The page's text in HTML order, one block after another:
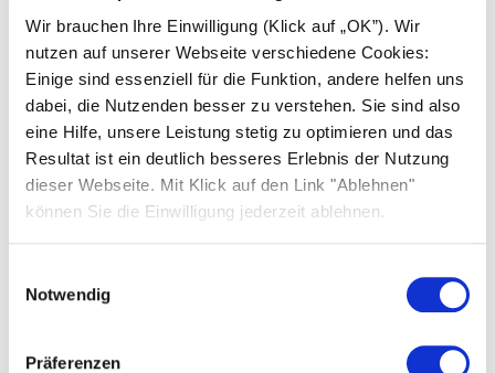
Wir brauchen Ihre Einwilligung (Klick auf „OK”). Wir
nutzen auf unserer Webseite verschiedene Cookies:
Einige sind essenziell für die Funktion, andere helfen uns
dabei, die Nutzenden besser zu verstehen. Sie sind also
eine Hilfe, unsere Leistung stetig zu optimieren und das
Resultat ist ein deutlich besseres Erlebnis der Nutzung
dieser Webseite. Mit Klick auf den Link "Ablehnen"
können Sie die Einwilligung jederzeit ablehnen.
Notwendig
Präferenzen
Solarwatt.
Il fornitore stesso del sito web sarà ritenuto
responsabile di eventuali contenuti illeciti,
inaccurati o incompleti e in particolare di eventuali
danni causati dall’utilizzo o dal mancato utilizzo di
tali informazioni e non le informazioni che si
riferiscono alla semplice pubblicazione tramite link.
mediazione europea
risoluzione online delle controversie. Il nostro